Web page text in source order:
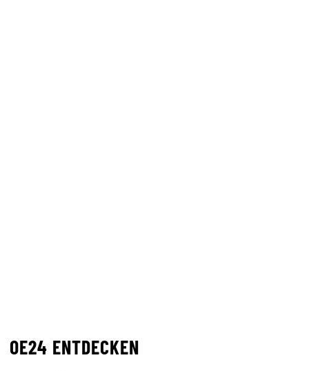
OE24 ENTDECKEN